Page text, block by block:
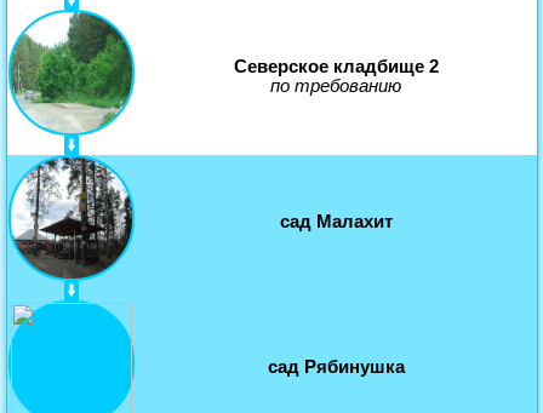
Северское кладбище 2
по требованию
сад Малахит
сад Рябинушка